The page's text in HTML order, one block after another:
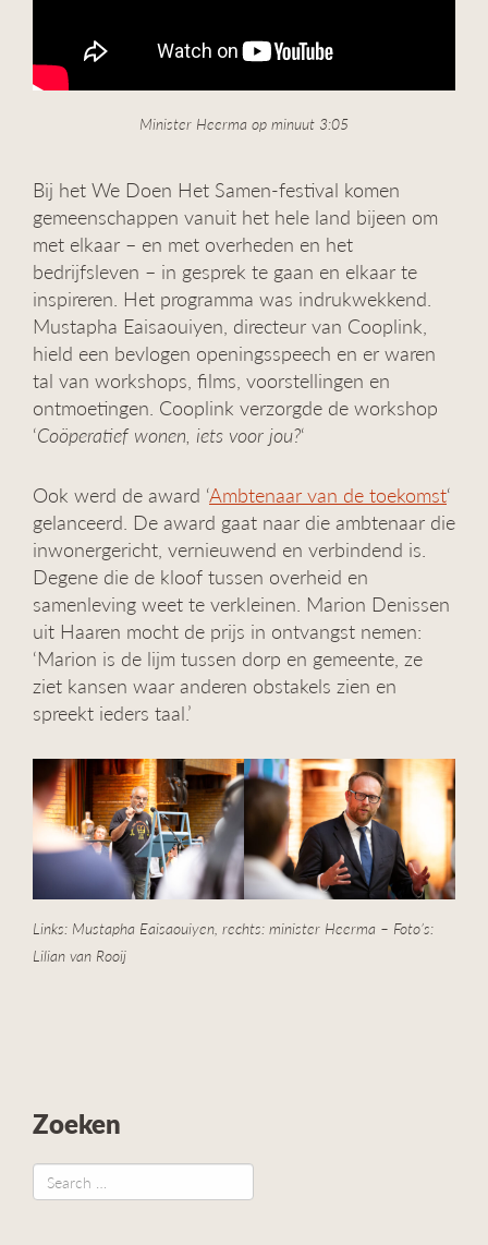
Minister Heerma op minuut 3:05
Bij het We Doen Het Samen-festival komen
gemeenschappen vanuit het hele land bijeen om
met elkaar – en met overheden en het
bedrijfsleven – in gesprek te gaan en elkaar te
inspireren. Het programma was indrukwekkend.
Mustapha Eaisaouiyen, directeur van Cooplink,
hield een bevlogen openingsspeech en er waren
tal van workshops, films, voorstellingen en
ontmoetingen. Cooplink verzorgde de workshop
‘Coöperatief wonen, iets voor jou?‘
Ook werd de award ‘Ambtenaar van de toekomst‘
gelanceerd. De award gaat naar die ambtenaar die
inwonergericht, vernieuwend en verbindend is.
Degene die de kloof tussen overheid en
samenleving weet te verkleinen. Marion Denissen
uit Haaren mocht de prijs in ontvangst nemen:
‘Marion is de lijm tussen dorp en gemeente, ze
ziet kansen waar anderen obstakels zien en
spreekt ieders taal.’
Links: Mustapha Eaisaouiyen, rechts: minister Heerma – Foto’s:
Lilian van Rooij
Zoeken